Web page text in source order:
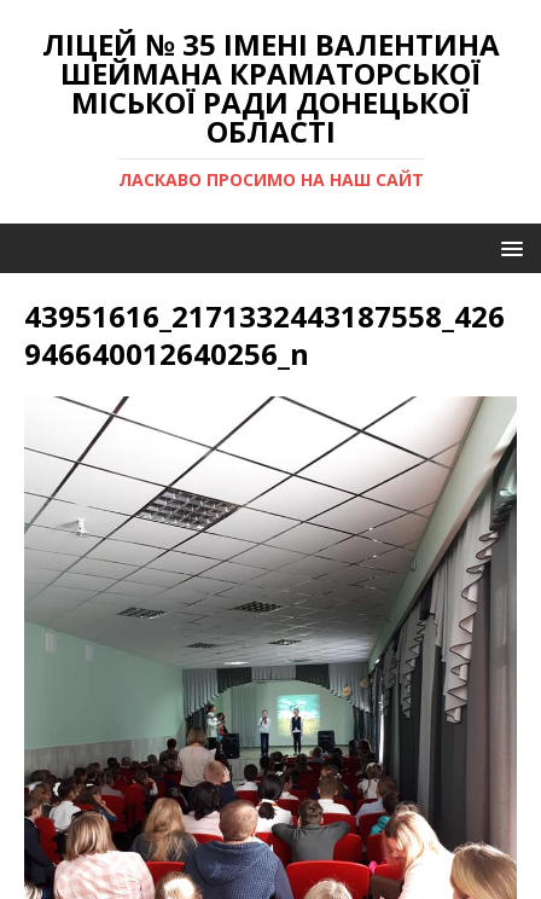
ЛІЦЕЙ № 35 ІМЕНІ ВАЛЕНТИНА
ШЕЙМАНА КРАМАТОРСЬКОЇ
МІСЬКОЇ РАДИ ДОНЕЦЬКОЇ
ОБЛАСТІ
ЛАСКАВО ПРОСИМО НА НАШ САЙТ
43951616_2171332443187558_426
946640012640256_n